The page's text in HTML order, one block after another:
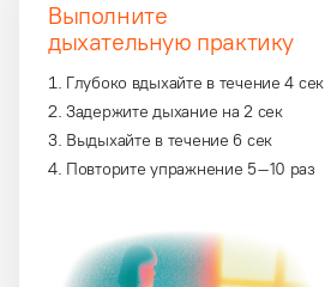
Выполните
дыхательную практику
Глубоко вдыхайте в течение 4 сек
Задержите дыхание на 2 сек
Выдыхайте в течение 6 сек
Повторите упражнение 5–10 раз